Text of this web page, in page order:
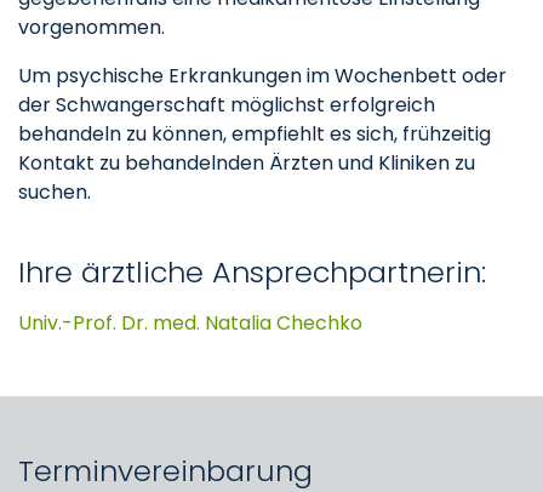
vorgenommen.
Um psychische Erkrankungen im Wochenbett oder
der Schwangerschaft möglichst erfolgreich
behandeln zu können, empfiehlt es sich, frühzeitig
Kontakt zu behandelnden Ärzten und Kliniken zu
suchen.
Ihre ärztliche Ansprechpartnerin:
Univ.-Prof. Dr. med. Natalia Chechko
Terminvereinbarung